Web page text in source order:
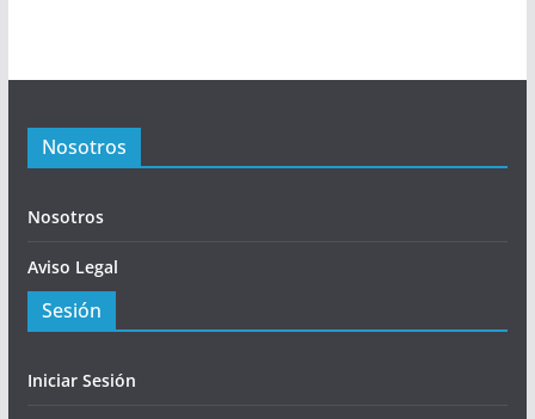
Nosotros
Nosotros
Aviso Legal
Sesión
Iniciar Sesión